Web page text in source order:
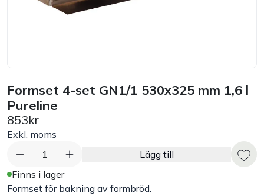
Bord
Exponering & servering
Städutrustning
Arbetskläder
Formset 4-set GN1/1 530x325 mm 1,6 l
Pureline
853kr
Exkl. moms
1
Lägg till
Finns i lager
Formset för bakning av formbröd.